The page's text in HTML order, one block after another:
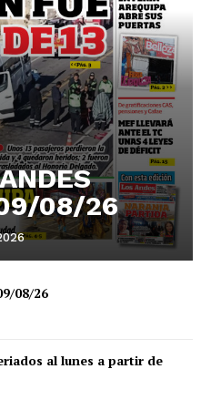
08/26
08/26
al lunes a partir de